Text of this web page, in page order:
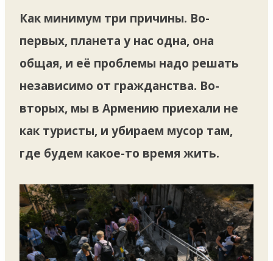
Как минимум три причины. Во-
первых, планета у нас одна, она
общая, и её проблемы надо решать
независимо от гражданства. Во-
вторых, мы в Армению приехали не
как туристы, и убираем мусор там,
где будем какое-то время жить.